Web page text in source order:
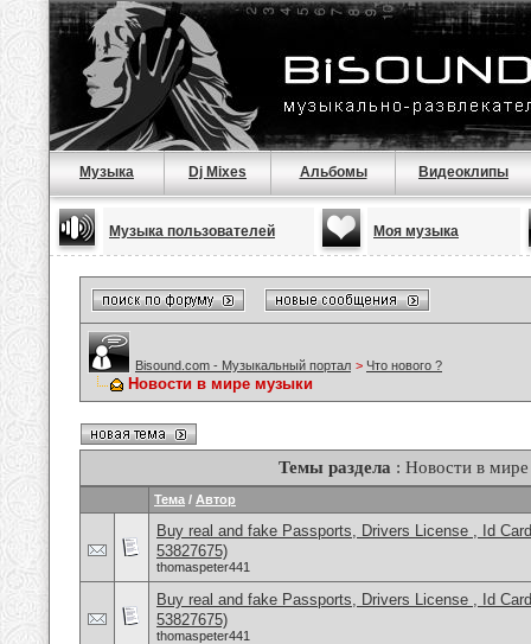
Музыка Dj Mixes Альбомы Видеоклипы
Музыка пользователей Моя музыка
Bisound.com - Музыкальный портал > Что нового ?
Новости в мире музыки
Темы раздела : Новости в
Тема / Автор
Buy real and fake Passports, Drivers License , Id
53827675)
thomaspeter441
Buy real and fake Passports, Drivers License , Id
53827675)
thomaspeter441